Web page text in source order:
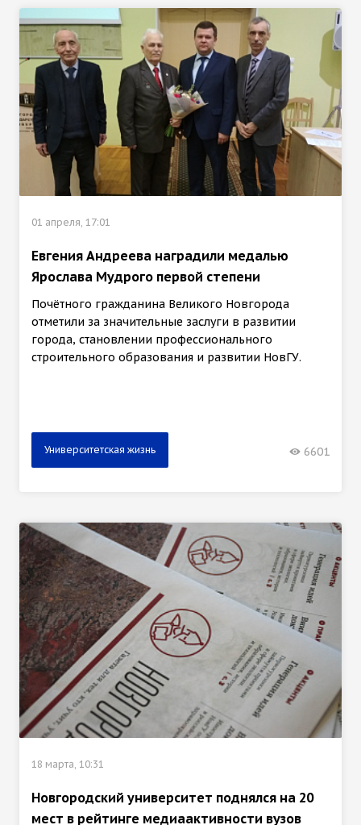
01 апреля, 17:01
Евгения Андреева наградили медалью
Ярослава Мудрого первой степени
Почётного гражданина Великого Новгорода
отметили за значительные заслуги в развитии
города, становлении профессионального
строительного образования и развитии НовГУ.
Университетская жизнь 6601
18 марта, 10:31
Новгородский университет поднялся на 20
мест в рейтинге медиаактивности вузов